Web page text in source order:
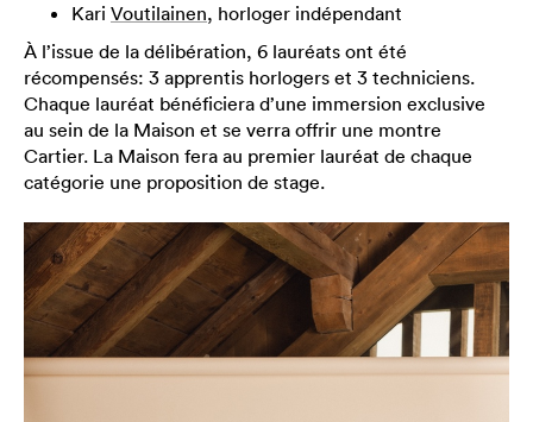
Kari Voutilainen, horloger indépendant
À l’issue de la délibération, 6 lauréats ont été
récompensés: 3 apprentis horlogers et 3 techniciens.
Chaque lauréat bénéficiera d’une immersion exclusive
au sein de la Maison et se verra offrir une montre
Cartier. La Maison fera au premier lauréat de chaque
catégorie une proposition de stage.